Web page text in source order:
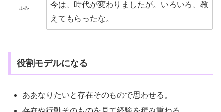
ふみ
今は、時代が変わりましたが。いろいろ、教
えてもらったな。
役割モデルになる
ああなりたいと存在そのもので思わせる。